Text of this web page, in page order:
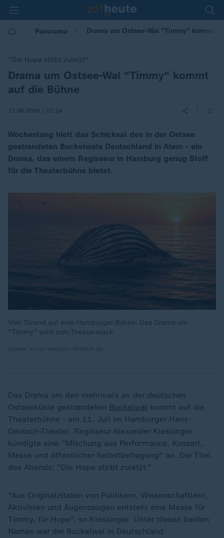
Panorama Drama um Ostsee-Wal "Timmy" kommt
"Die Hope stirbt zuletzt"
:Drama um Ostsee-Wal "Timmy" kommt
auf die Bühne
17.06.2026 | 17:14
Wochenlang hielt das Schicksal des in der Ostsee
gestrandeten Buckelwals Deutschland in Atem - ein
Drama, das einem Regisseur in Hamburg genug Stoff
für die Theaterbühne bietet.
Vom Strand auf eine Hamburger Bühne: Das Drama um
"Timmy" wird zum Theaterstück.
Das Drama um den mehrmals an der deutschen
Ostseeküste gestrandeten Buckelwal kommt auf die
Theaterbühne - am 11. Juli im Hamburger Hans-
Deutsch-Theater. Regisseur Alexander Klessinger
kündigte eine "Mischung aus Performance, Konzert,
Messe und öffentlicher Selbstbefragung" an. Der Titel
des Abends: "Die Hope stirbt zuletzt."
"Aus Originalzitaten von Politikern, Wissenschaftlern,
Aktivisten und Augenzeugen entsteht eine Messe für
Timmy, für Hope", so Klessinger. Unter diesen beiden
Namen war der Buckelwal in Deutschland